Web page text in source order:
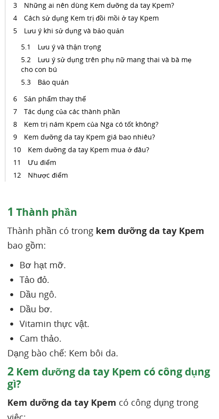
Những ai nên dùng Kem dưỡng da tay Kpem?
Cách sử dụng Kem trị đồi mồi ở tay Kpem
Lưu ý khi sử dụng và bảo quản
Lưu ý và thận trọng
Lưu ý sử dụng trên phụ nữ mang thai và bà mẹ
cho con bú
Bảo quản
Sản phẩm thay thế
Tác dụng của các thành phần
Kem trị nám Kpem của Nga có tốt không?
Kem dưỡng da tay Kpem giá bao nhiêu?
Kem dưỡng da tay Kpem mua ở đâu?
Ưu điểm
Nhược điểm
1 Thành phần
Thành phần có trong kem dưỡng da tay Kpem
bao gồm:
Bơ hạt mỡ.
Tảo đỏ.
Dầu ngô.
Dầu bơ.
Vitamin thực vật.
Cam thảo.
Dạng bào chế: Kem bôi da.
2 Kem dưỡng da tay Kpem có công dụng
gì?
Kem dưỡng da tay Kpem có công dụng trong